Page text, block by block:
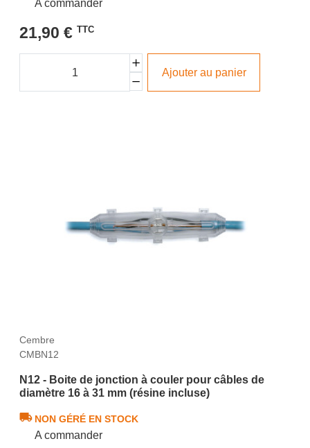
A commander
21,90 € TTC
Ajouter au panier
Cembre
CMBN12
N12 - Boite de jonction à couler pour câbles de
diamètre 16 à 31 mm (résine incluse)
NON GÉRÉ EN STOCK
A commander